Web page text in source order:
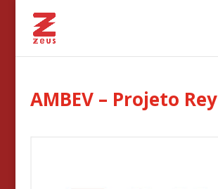
AMBEV – Projeto Rey